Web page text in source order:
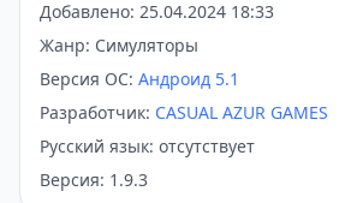
Добавлено: 25.04.2024 18:33
Жанр: Симуляторы
Версия ОС: Андроид 5.1
Разработчик: CASUAL AZUR GAMES
Русский язык: отсутствует
Версия: 1.9.3